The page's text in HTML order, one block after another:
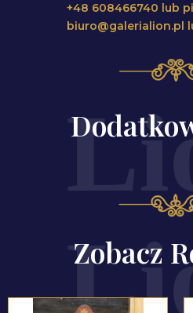
+48 608466740 lub
biuro@galerialion.pl
Zobacz